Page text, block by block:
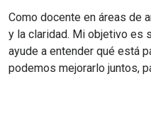
Como docente en áreas de
y la claridad. Mi objetivo es
ayude a entender qué está
podemos mejorarlo juntos,